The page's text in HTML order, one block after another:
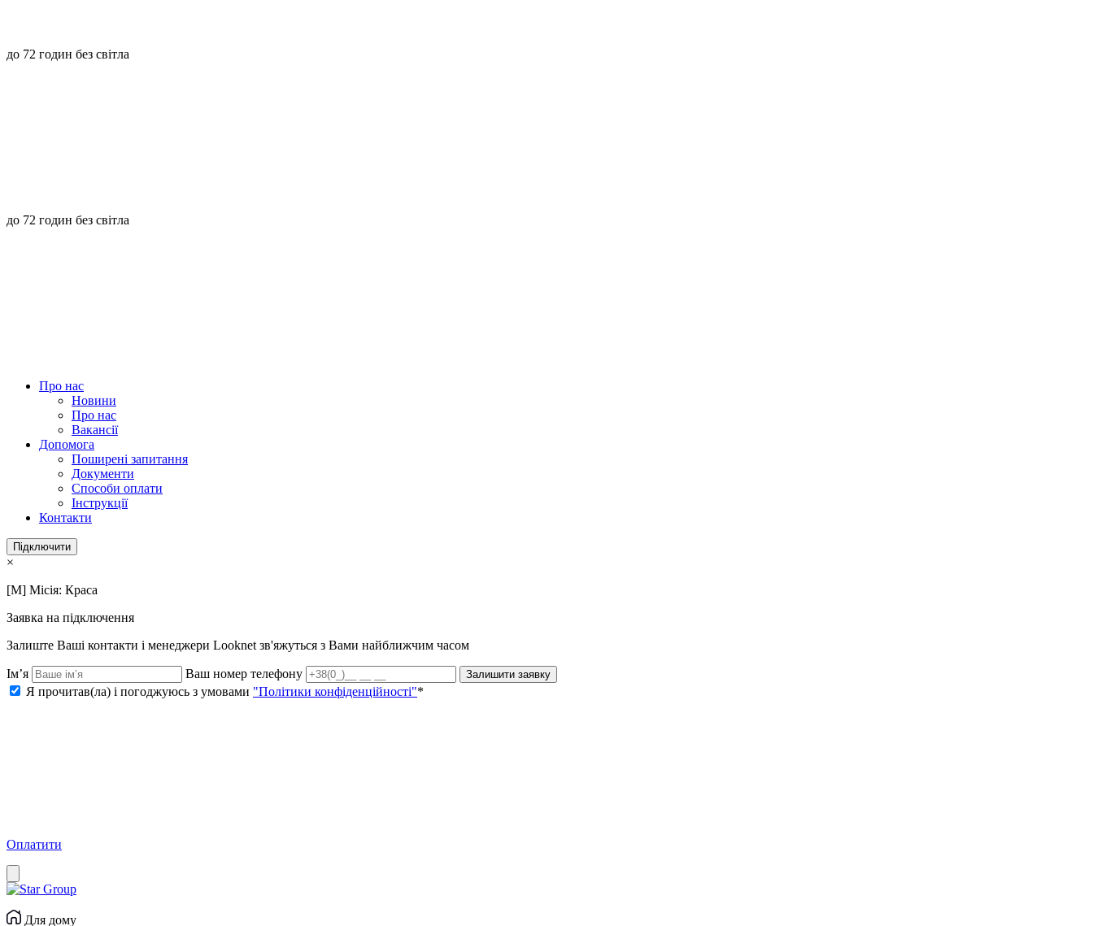
до 72 годин без світла
до 72 годин без світла
Про нас
Новини
Про нас
Вакансії
Допомога
Поширені запитання
Документи
Способи оплати
Інструкції
Контакти
Підключити
×
[M] Місія: Краса
Заявка на підключення
Залиште Ваші контакти і менеджери Looknet зв'яжуться з Вами найближчим часом
Ім’я Ваш номер телефону Залишити заявку
Я прочитав(ла) і погоджуюсь з умовами "Політики конфіденційності"*
Оплатити
Для дому